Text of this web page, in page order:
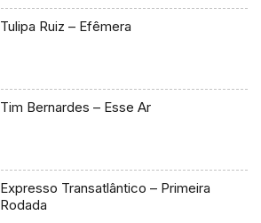
Tulipa Ruiz – Efêmera
Tim Bernardes – Esse Ar
Expresso Transatlântico – Primeira
Rodada